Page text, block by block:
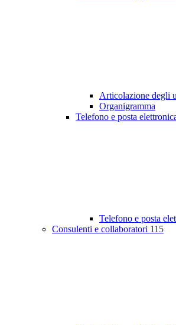
Articolazione degli
Organigramma
Telefono e posta
Telefono e posta
Consulenti e collaboratori 115